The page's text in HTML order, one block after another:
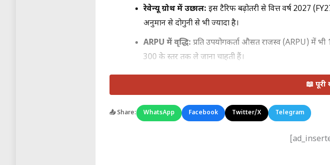
रेवेन्यू ग्रोथ में उछाल: इस टैरिफ बढ़ोतरी से वित्त वर्ष 2027
अनुमान से दोगुनी से भी ज्यादा है।
ARPU में वृद्धि: प्रति उपयोगकर्ता औसत राजस्व (ARPU) में
₹300 के स्तर तक ले जाना चाहती हैं।
Jio का IPO:रिपोर्ट के अनुसार, 2026 की पहली छमाही में
बेहतर करने के लिए जियो टैरिफ में 10-20% की बढ़ोतरी कर
कंपनियों की स्थिति
📖
📤 Share: WhatsApp Facebook Twitter/X Telegram